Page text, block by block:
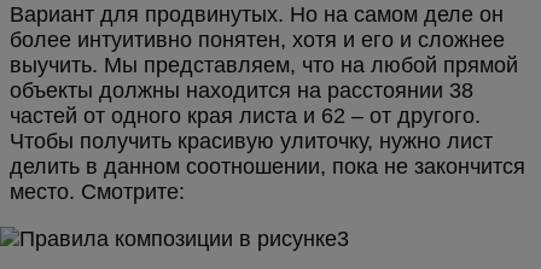
Вариант для продвинутых. Но на самом деле он
более интуитивно понятен, хотя и его и сложнее
выучить. Мы представляем, что на любой прямой
объекты должны находится на расстоянии 38
частей от одного края листа и 62 – от другого.
Чтобы получить красивую улиточку, нужно лист
делить в данном соотношении, пока не закончится
место. Смотрите: